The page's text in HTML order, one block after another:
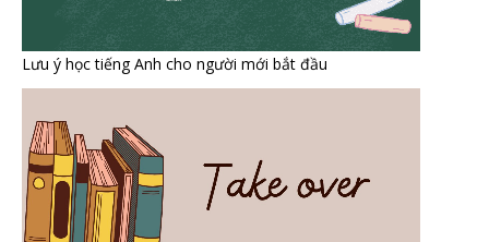
Lưu ý học tiếng Anh cho người mới bắt đầu